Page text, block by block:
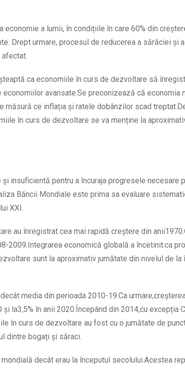
a lumii, în condițiile în care 60% din
Drept urmare, procesul de reducerea a sărăciei și a
ca economiile în curs de dezvoltare să
avansate.Se preconizează că economia
măsură ce inflația și ratele dobânzilor scad
în curs de dezvoltare se va menține la aproximativ
insuficientă pentru a încuraja progresele necesare
Băncii Mondiale este prima sa evaluare
XXI.
au înregistrat cea mai rapidă creștere din
2009.Integrarea economică globală a încetinit:ca
sunt la aproximativ jumătate din nivelul de la
media din perioada 2010-19.Ca
la3,5% în anii 2020.Începând din 2014,cu excepția
în curs de dezvoltare au fost cu o jumătate de
dintre bogați și săraci.
decât erau la începutul secolului.Acestea